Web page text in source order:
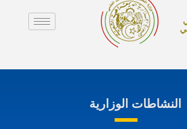
النشاطات الوزارية